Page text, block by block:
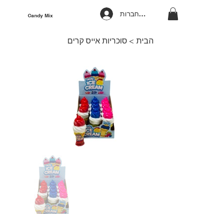
להתחברות Candy Mix
הבית > סוכריות אייס קרים